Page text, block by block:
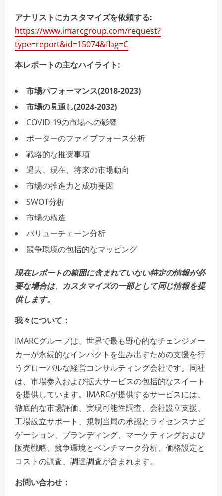
アナリストにカスタマイズを依頼する:
https://www.imarcgroup.com/request?
type=report&id=15074&flag=C
本レポートの主なハイライト:
市場パフォーマンス(2018-2023)
市場の見通し(2024-2032)
COVID-19の市場への影響
ポーターのファイブフォース分析
戦略的な推奨事項
過去、現在、将来の市場動向
市場の推進力と成功要因
SWOT分析
市場の構造
バリューチェーン分析
競争環境の包括的なマッピング
現在レポートの範囲に含まれていない特定の情報が必
要な場合は、カスタマイズの一部として同じ情報を提
供します。
我々について：
IMARCグループは、世界で最も野心的なチェンジメー
カーが永続的なインパクトを生み出すための支援を行
うグローバルな経営コンサルティング会社です。同社
は、市場参入および拡大サービスの包括的なスイート
を提供しています。IMARCが提供するサービスには、
徹底的な市場評価、実現可能性調査、会社設立支援、
工場設立サポート、規制当局の承認とライセンスナビ
ゲーション、ブランディング、マーケティングおよび
販売戦略、競争環境とベンチマーク分析、価格設定と
コストの調査、調達調査が含まれます。
お問い合わせ：